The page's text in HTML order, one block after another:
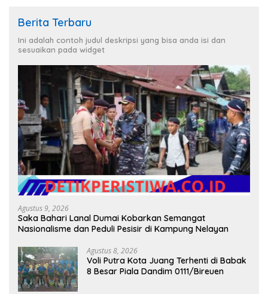
Berita Terbaru
Ini adalah contoh judul deskripsi yang bisa anda isi dan
sesuaikan pada widget
Agustus 9, 2026
Saka Bahari Lanal Dumai Kobarkan Semangat
Nasionalisme dan Peduli Pesisir di Kampung Nelayan
Agustus 8, 2026
Voli Putra Kota Juang Terhenti di Babak
8 Besar Piala Dandim 0111/Bireuen